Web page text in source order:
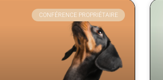
CONFÉRENCE PROPRIÉTAIRE